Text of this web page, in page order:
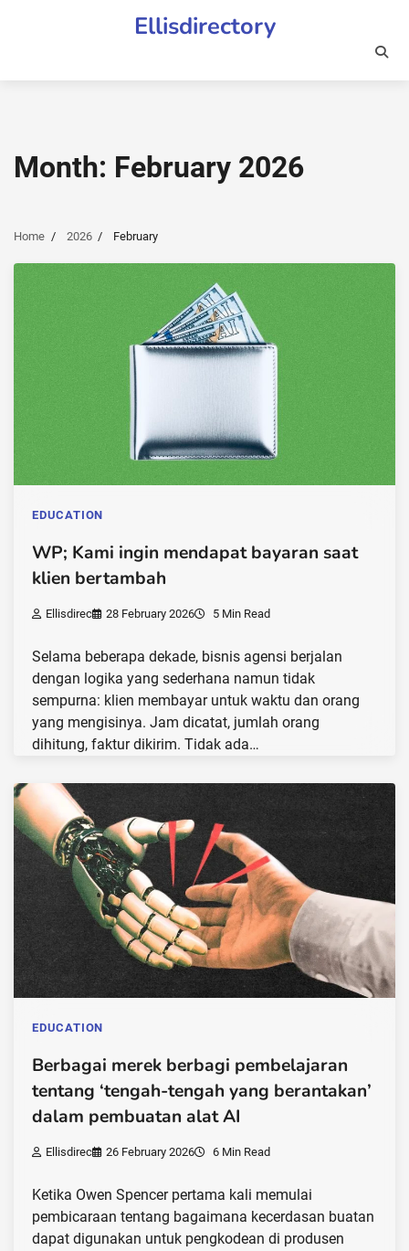
Ellisdirectory
Month: February 2026
Home 2026 February
EDUCATION
WP; Kami ingin mendapat bayaran saat
klien bertambah
Ellisdirec 28 February 2026 5 Min Read
Selama beberapa dekade, bisnis agensi berjalan
dengan logika yang sederhana namun tidak
sempurna: klien membayar untuk waktu dan orang
yang mengisinya. Jam dicatat, jumlah orang
dihitung, faktur dikirim. Tidak ada…
EDUCATION
Berbagai merek berbagi pembelajaran
tentang ‘tengah-tengah yang berantakan’
dalam pembuatan alat AI
Ellisdirec 26 February 2026 6 Min Read
Ketika Owen Spencer pertama kali memulai
pembicaraan tentang bagaimana kecerdasan buatan
dapat digunakan untuk pengkodean di produsen